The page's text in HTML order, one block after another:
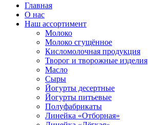
Главная
О нас
Наш ассортимент
Молоко
Молоко сгущённое
Кисломолочная продукция
Творог и творожные изделия
Масло
Сыры
Йогурты десертные
Йогурты питьевые
Полуфабрикаты
Линейка «Отборная»